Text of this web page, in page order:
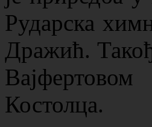
Рударска
Дражић.
Костолца.